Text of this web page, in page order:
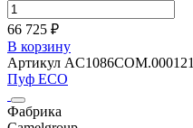
66 725 ₽
В корзину
Артикул AC1086COM.000121
Пуф ECO
Фабрика